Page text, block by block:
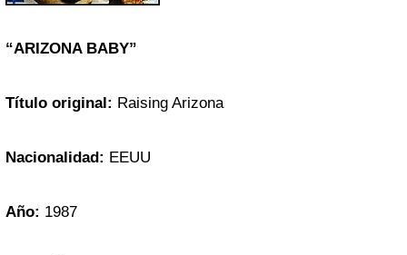
“ARIZONA BABY”
Título original: Raising Arizona
Nacionalidad: EEUU
Año: 1987